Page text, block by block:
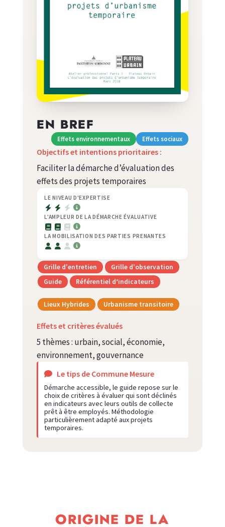
EN BREF
Effets environnementaux Effets sociaux
Objectifs et intentions prioritaires :
Faciliter la démarche d’évaluation des
effets des projets temporaires
LE NIVEAU D'EXPERTISE
L'AMPLEUR DE LA DÉMARCHE ÉVALUATIVE
LA MOBILISATION DES PARTIES PRENANTES
Grille d'entretien
Grille d'observation
Guide
Référentiel d’indicateurs
Lieux Hybrides Urbanisme transitoire
Effets et critères évalués
5 thèmes : urbain, social, économie,
environnement, gouvernance
Le tips de Commune Mesure
Démarche accessible, le guide repose sur le
choix de critères à évaluer qui sont déclinés
en indicateurs avec leurs outils de collecte
prêt à être employés. Méthodologie
particulièrement adapté aux projets
temporaires.
ORIGINE DE LA